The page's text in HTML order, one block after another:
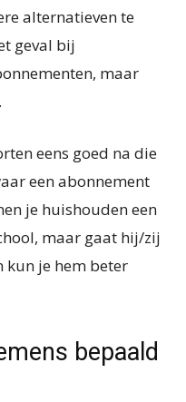
alternatieven te
geval bij
maar
eens goed na die
een abonnement
je huishouden een
maar gaat hij/zij
kun je hem beter
bepaald